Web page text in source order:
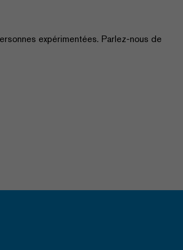
expérimentées. Parlez-nous de